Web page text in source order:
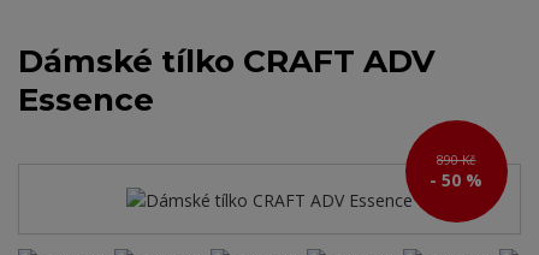
Dámské tílko CRAFT ADV
Essence
890 Kč
- 50 %